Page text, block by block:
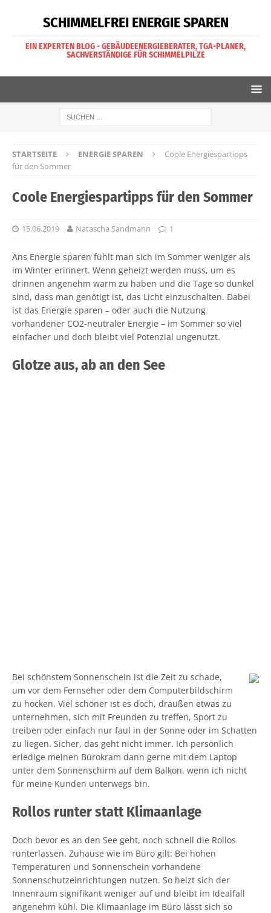
SCHIMMELFREI ENERGIE SPAREN
EIN EXPERTEN BLOG - GEBÄUDEENERGIEBERATER, TGA-PLANER,
SACHVERSTÄNDIGE FÜR SCHIMMELPILZE
STARTSEITE ENERGIE SPAREN
Coole Energiespartipps
für den Sommer
Coole Energiespartipps für den Sommer
15.06.2019 Natascha Sandmann 1
Ans Energie sparen fühlt man sich im Sommer weniger als
im Winter erinnert. Wenn geheizt werden muss, um es
drinnen angenehm warm zu haben und die Tage so dunkel
sind, dass man genötigt ist, das Licht einzuschalten. Dabei
ist das Energie sparen – oder auch die Nutzung
vorhandener CO2-neutraler Energie – im Sommer so viel
einfacher und doch bleibt viel Potenzial ungenutzt.
Glotze aus, ab an den See
Bei schönstem Sonnenschein ist die Zeit zu schade,
um vor dem Fernseher oder dem Computerbildschirm
zu hocken. Viel schöner ist es doch, draußen etwas zu
unternehmen, sich mit Freunden zu treffen, Sport zu
treiben oder einfach nur faul in der Sonne oder im Schatten
zu liegen. Sicher, das geht nicht immer. Ich persönlich
erledige meinen Bürokram dann gerne mit dem Laptop
unter dem Sonnenschirm auf dem Balkon, wenn ich nicht
für meine Kunden unterwegs bin.
Rollos runter statt Klimaanlage
Doch bevor es an den See geht, noch schnell die Rollos
runterlassen. Zuhause wie im Büro gilt: Bei hohen
Temperaturen und Sonnenschein vorhandene
Sonnenschutzeinrichtungen nutzen. So heizt sich der
Innenraum signifikant weniger auf und bleibt im Idealfall
angenehm kühl. Die Klimaanlage im Büro lässt sich so